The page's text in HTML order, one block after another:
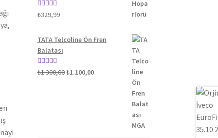
5 üzerinden
₺329,99
TATA Telcoline Ön Fren
Balatası
5 üzerinden
₺1.300,00Orijinal
₺1.100,00Şu